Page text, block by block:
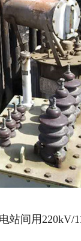
站间用220kV/